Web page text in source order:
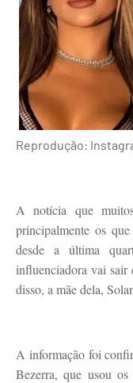
Reprodução:
A notícia que
principalmente os
desde a última
influenciadora vai sair
disso, a mãe dela,
A informação foi
Bezerra, que usou